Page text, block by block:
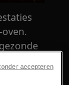
accepteren